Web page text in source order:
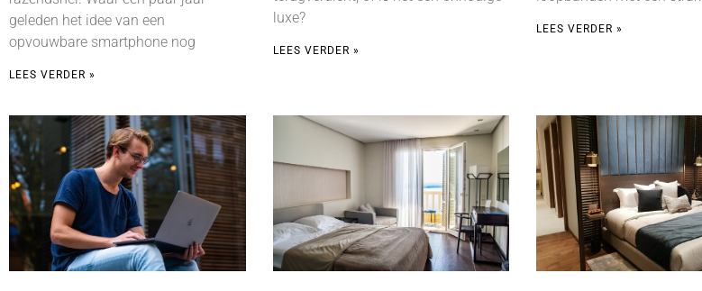
geleden het idee van een
opvouwbare smartphone nog
LEES VERDER »
luxe?
LEES VERDER »
LEES VERDER »